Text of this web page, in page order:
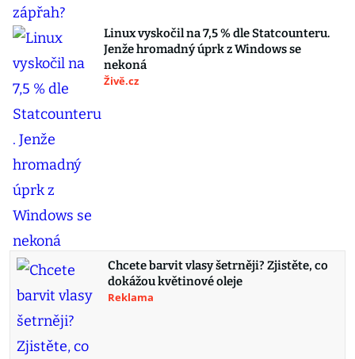
Linux vyskočil na 7,5 % dle Statcounteru.
Jenže hromadný úprk z Windows se
nekoná
Živě.cz
Chcete barvit vlasy šetrněji? Zjistěte, co
dokážou květinové oleje
Reklama